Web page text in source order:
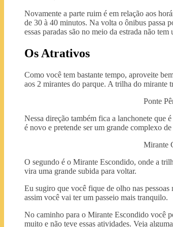
Novamente a parte ruim é em relação aos
de 30 à 40 minutos. Na volta o ônibus passa
essas paradas são no meio da estrada não
Os Atrativos
Como você tem bastante tempo, aproveite
aos 2 mirantes do parque. A trilha do mirante
Ponte
Nessa direção também fica a lanchonete que
é novo e pretende ser um grande complexo
Mirante
O segundo é o Mirante Escondido, onde a
vira uma grande subida para voltar.
Eu sugiro que você fique de olho nas
assim você vai ter um passeio mais tranquilo.
No caminho para o Mirante Escondido você
muito e não teve essas atividades. Veja